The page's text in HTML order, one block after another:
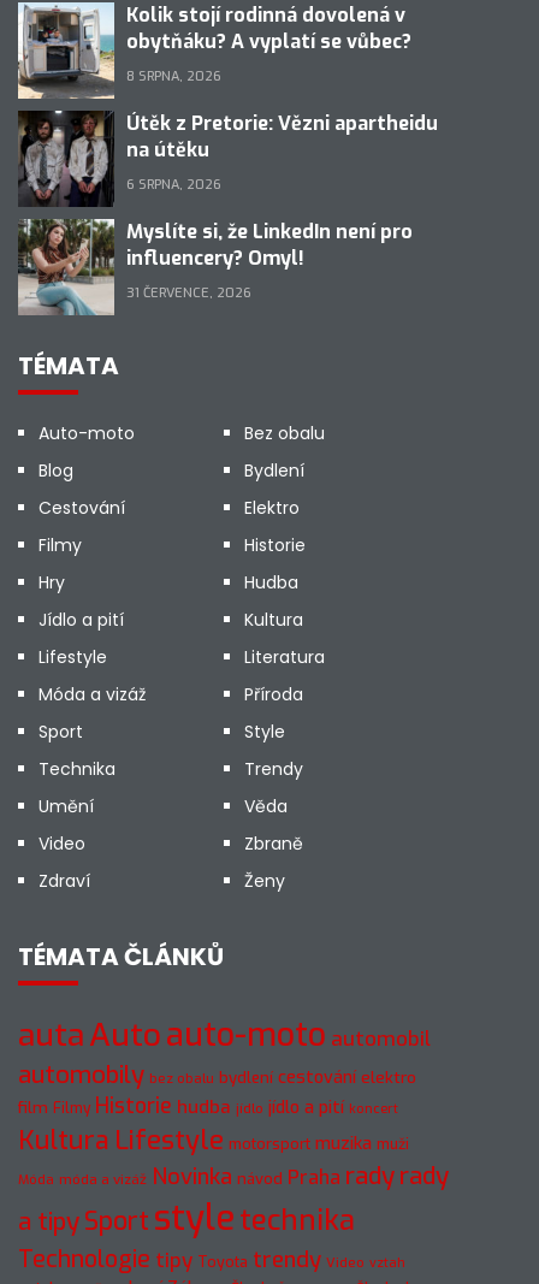
Kolik stojí rodinná dovolená v
obytňáku? A vyplatí se vůbec?
8 SRPNA, 2026
Útěk z Pretorie: Vězni apartheidu
na útěku
6 SRPNA, 2026
Myslíte si, že LinkedIn není pro
influencery? Omyl!
31 ČERVENCE, 2026
TÉMATA
Auto-moto
Bez obalu
Blog
Bydlení
Cestování
Elektro
Filmy
Historie
Hry
Hudba
Jídlo a pití
Kultura
Lifestyle
Literatura
Móda a vizáž
Příroda
Sport
Style
Technika
Trendy
Umění
Věda
Video
Zbraně
Zdraví
Ženy
TÉMATA ČLÁNKŮ
autaAutoauto-moto automobil
automobily bez obalu bydlení cestování elektro
film Filmy Historie hudba jídlo jídlo a pití koncert
Kultura Lifestyle motorsport muzika muži
Móda móda a vizáž Novinka návod Praha radyrady
a tipySport styletechnika
Technologie tipy Toyota trendy Video vztah